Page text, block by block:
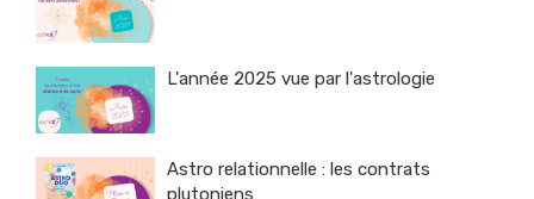
L'année 2025 vue par l'astrologie
Astro relationnelle : les contrats
plutoniens